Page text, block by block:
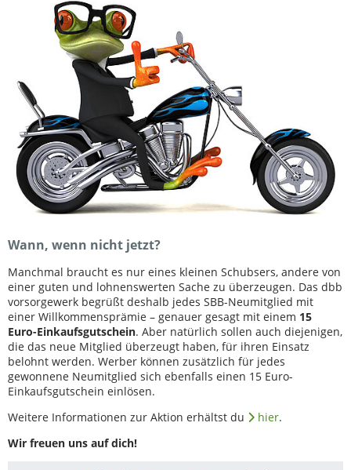
Wann, wenn nicht jetzt?
Manchmal braucht es nur eines kleinen Schubsers, andere von
einer guten und lohnenswerten Sache zu überzeugen. Das dbb
vorsorgewerk begrüßt deshalb jedes SBB-Neumitglied mit
einer Willkommensprämie – genauer gesagt mit einem 15
Euro-Einkaufsgutschein. Aber natürlich sollen auch diejenigen,
die das neue Mitglied überzeugt haben, für ihren Einsatz
belohnt werden. Werber können zusätzlich für jedes
gewonnene Neumitglied sich ebenfalls einen 15 Euro-
Einkaufsgutschein einlösen.
Weitere Informationen zur Aktion erhältst du
hier.
Wir freuen uns auf dich!